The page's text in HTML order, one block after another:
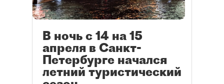
В ночь с 14 на 15
апреля в Санкт-
Петербурге начался
летний туристический